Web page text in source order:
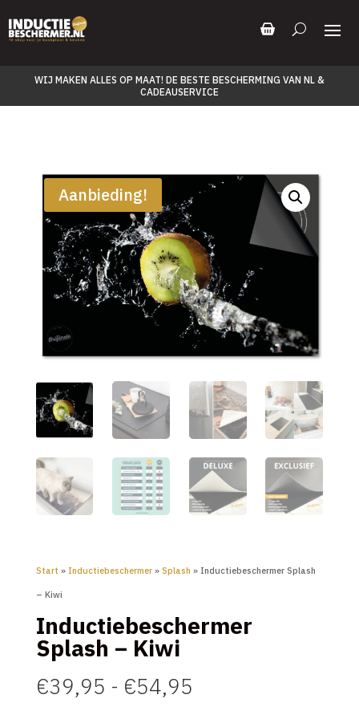
WIJ MAKEN ALLES OP MAAT! DE BESTE BESCHERMING VAN NL &
CADEAUSERVICE
Aanbieding!
Start » Inductiebeschermer» Splash » Inductiebeschermer Splash
– Kiwi
Inductiebeschermer
Splash – Kiwi
€39,95 - €54,95